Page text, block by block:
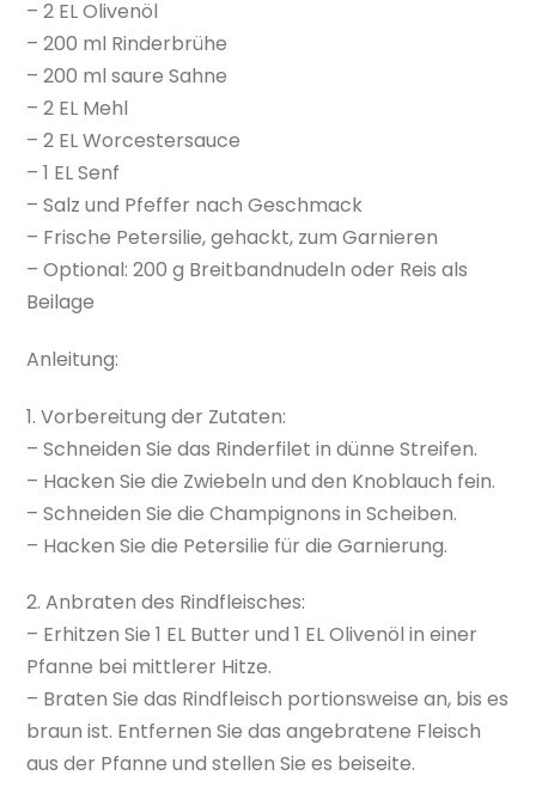
– 2 EL Olivenöl
– 200 ml Rinderbrühe
– 200 ml saure Sahne
– 2 EL Mehl
– 2 EL Worcestersauce
– 1 EL Senf
– Salz und Pfeffer nach Geschmack
– Frische Petersilie, gehackt, zum Garnieren
– Optional: 200 g Breitbandnudeln oder Reis als
Beilage
Anleitung:
1. Vorbereitung der Zutaten:
– Schneiden Sie das Rinderfilet in dünne Streifen.
– Hacken Sie die Zwiebeln und den Knoblauch fein.
– Schneiden Sie die Champignons in Scheiben.
– Hacken Sie die Petersilie für die Garnierung.
2. Anbraten des Rindfleisches:
– Erhitzen Sie 1 EL Butter und 1 EL Olivenöl in einer
Pfanne bei mittlerer Hitze.
– Braten Sie das Rindfleisch portionsweise an, bis es
braun ist. Entfernen Sie das angebratene Fleisch
aus der Pfanne und stellen Sie es beiseite.